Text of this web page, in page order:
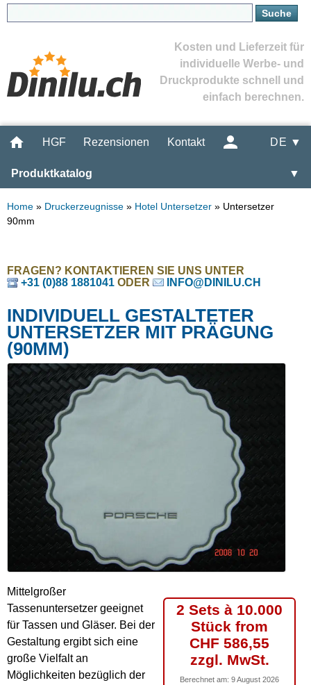
Kosten und Lieferzeit für
individuelle Werbe- und
Druckprodukte schnell und
einfach berechnen.
HGF Rezensionen Kontakt DE ▼
Produktkatalog ▼
Home » Druckerzeugnisse » Hotel Untersetzer » Untersetzer
90mm
FRAGEN? KONTAKTIEREN SIE UNS UNTER
+31 (0)88 1881041 ODER INFO@DINILU.CH
INDIVIDUELL GESTALTETER
UNTERSETZER MIT PRÄGUNG
(90MM)
2 Sets à 10.000
Stück from
CHF 586,55
zzgl. MwSt.
Berechnet am: 9 August 2026
Mittelgroßer
Tassenuntersetzer geeignet
für Tassen und Gläser. Bei der
Gestaltung ergibt sich eine
große Vielfalt an
Möglichkeiten bezüglich der